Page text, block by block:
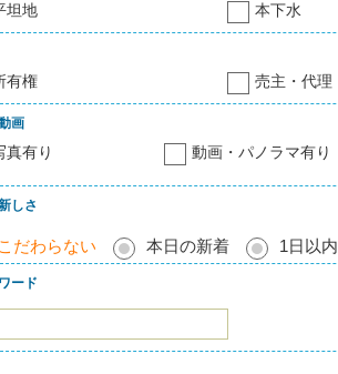
坦地
本下水
有権 売主・代理
画
真有り 動画・パノラマ有り
しさ
こだわらない 本日の新着 1日以内
ード